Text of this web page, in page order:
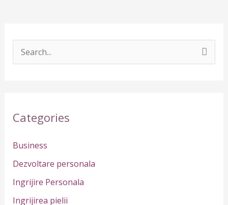
c
f
o
r
:
Categories
Business
Dezvoltare personala
Ingrijire Personala
Ingrijirea pielii